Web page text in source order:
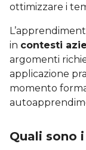
ottimizzare i
in contesti
argomenti
applicazione
momento
Quali sono